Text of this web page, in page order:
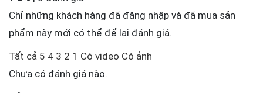
Chỉ những khách hàng đã đăng nhập và đã mua sản
phẩm này mới có thể để lại đánh giá.
Tất cả 5 4 3 2 1 Có video Có ảnh
Chưa có đánh giá nào.